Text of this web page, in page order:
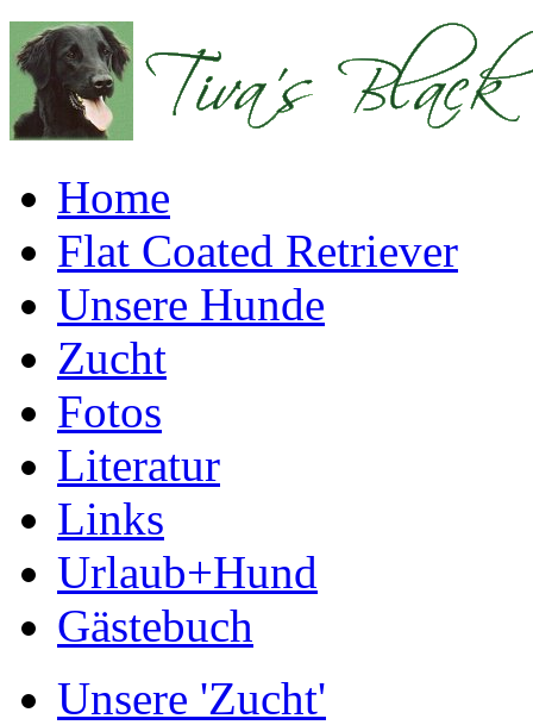
Home
Flat Coated Retriever
Unsere Hunde
Zucht
Fotos
Literatur
Links
Urlaub+Hund
Gästebuch
Unsere 'Zucht'